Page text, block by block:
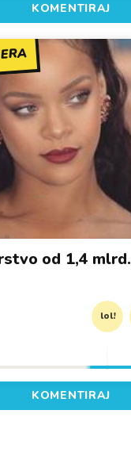
KOMENTIRAJ
od 1,4
lol!
KOMENTIRAJ